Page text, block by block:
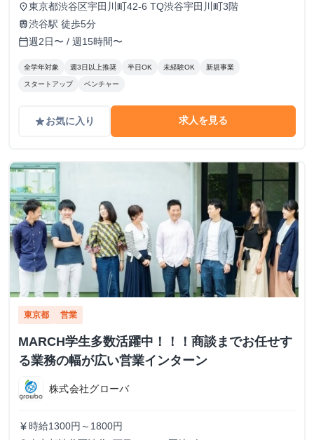
place東京都渋谷区宇田川町42-6 TQ渋谷宇田川町3階
train渋谷駅 徒歩5分
calendar_today週2日〜 / 週15時間〜
全学年対象 週3日以上推奨 半日OK 未経験OK 新規事業
スタートアップ ベンチャー
gradeお気に入り 求人を見る
東京都 営業
MARCH学生多数活躍中！！！商談までお任せす
る業務の幅が広い営業インターン
株式会社グローバ
currency_yen 時給1300円～1800円